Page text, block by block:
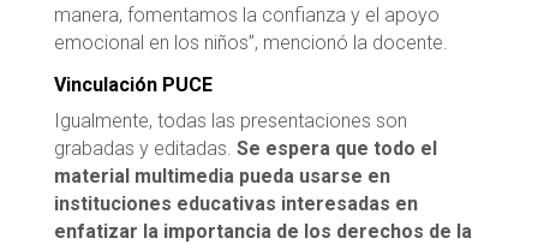
manera, fomentamos la confianza y el apoyo
emocional en los niños”, mencionó la docente.
Vinculación PUCE
Igualmente, todas las presentaciones son
grabadas y editadas. Se espera que todo el
material multimedia pueda usarse en
instituciones educativas interesadas en
enfatizar la importancia de los derechos de la